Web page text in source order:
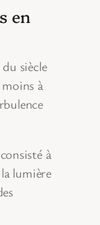
en
siècle
à
à
lumière